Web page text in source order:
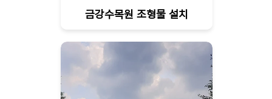
금강수목원 조형물 설치